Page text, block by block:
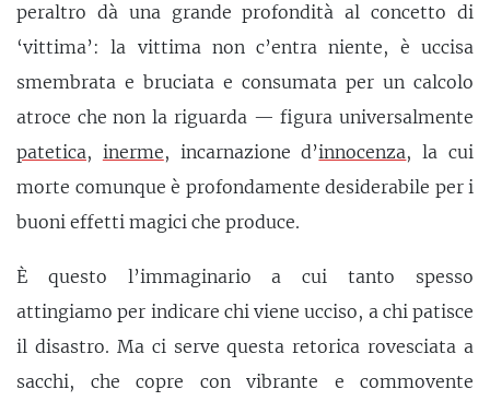
peraltro dà una grande profondità al concetto di
‘vittima’: la vittima non c’entra niente, è uccisa
smembrata e bruciata e consumata per un calcolo
atroce che non la riguarda — figura universalmente
patetica, inerme, incarnazione d’innocenza, la cui
morte comunque è profondamente desiderabile per i
buoni effetti magici che produce.
È questo l’immaginario a cui tanto spesso
attingiamo per indicare chi viene ucciso, a chi patisce
il disastro. Ma ci serve questa retorica rovesciata a
sacchi, che copre con vibrante e commovente